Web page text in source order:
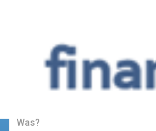
Jobs und Stellenangebote
Bereich Finanzen